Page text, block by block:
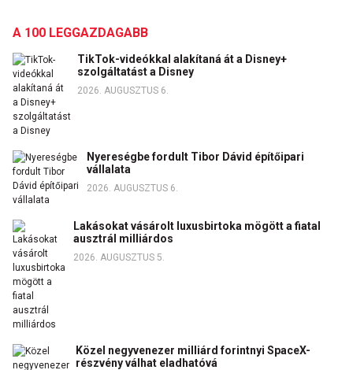
A 100 LEGGAZDAGABB
TikTok-videókkal alakítaná át a Disney+
szolgáltatást a Disney
2026. AUGUSZTUS 6.
Nyereségbe fordult Tibor Dávid építőipari
vállalata
2026. AUGUSZTUS 6.
Lakásokat vásárolt luxusbirtoka mögött a fiatal
ausztrál milliárdos
2026. AUGUSZTUS 5.
Közel negyvenezer milliárd forintnyi SpaceX-
részvény válhat eladhatóvá